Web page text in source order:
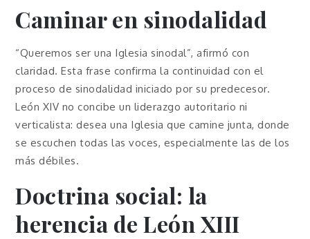
Caminar en sinodalidad
“Queremos ser una Iglesia sinodal”, afirmó con
claridad. Esta frase confirma la continuidad con el
proceso de sinodalidad iniciado por su predecesor.
León XIV no concibe un liderazgo autoritario ni
verticalista: desea una Iglesia que camine junta, donde
se escuchen todas las voces, especialmente las de los
más débiles.
Doctrina social: la
herencia de León XIII